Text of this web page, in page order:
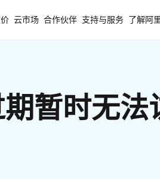
云市场 合作伙伴 支持与服务 了解阿
暂时无法